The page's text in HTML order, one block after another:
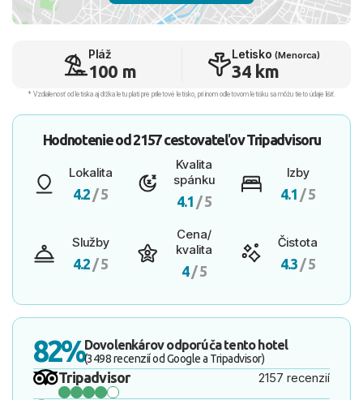
Pláž
100 m
Letisko (Menorca)
34 km
* Vzdialenosť od letiska aj dľžka letu platí pre príletové letisko, pri inom odletovom letisku sa môžu tieto údaje líšiť.
Hodnotenie od 2157 cestovateľovTripadvisoru
Lokalita
4.2 / 5
Kvalita
spánku
4.1 / 5
Izby
4.1 / 5
Služby
4.2 / 5
Cena/
kvalita
4/ 5
Čistota
4.3 / 5
82%Dovolenkárov odporúča tento hotel
(3498 recenzií od Google a Tripadvisor)
Tripadvisor 2157 recenzií